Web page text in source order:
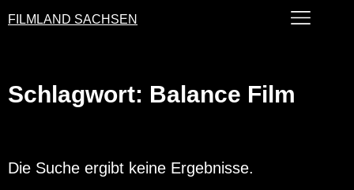
FILMLAND SACHSEN
Schlagwort: Balance Film
Die Suche ergibt keine Ergebnisse.